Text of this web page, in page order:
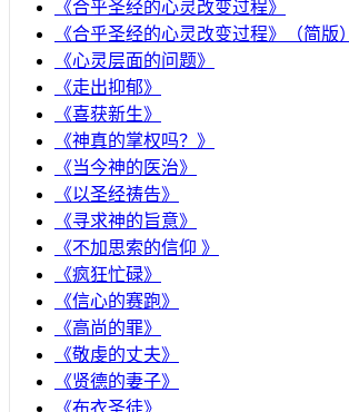
《合乎圣经的心灵改变过程》
《合乎圣经的心灵改变过程》（简版）
《心灵层面的问题》
《走出抑郁》
《喜获新生》
《神真的掌权吗？》
《当今神的医治》
《以圣经祷告》
《寻求神的旨意》
《不加思索的信仰 》
《疯狂忙碌》
《信心的赛跑》
《高尚的罪》
《敬虔的丈夫》
《贤德的妻子》
《布衣圣徒》